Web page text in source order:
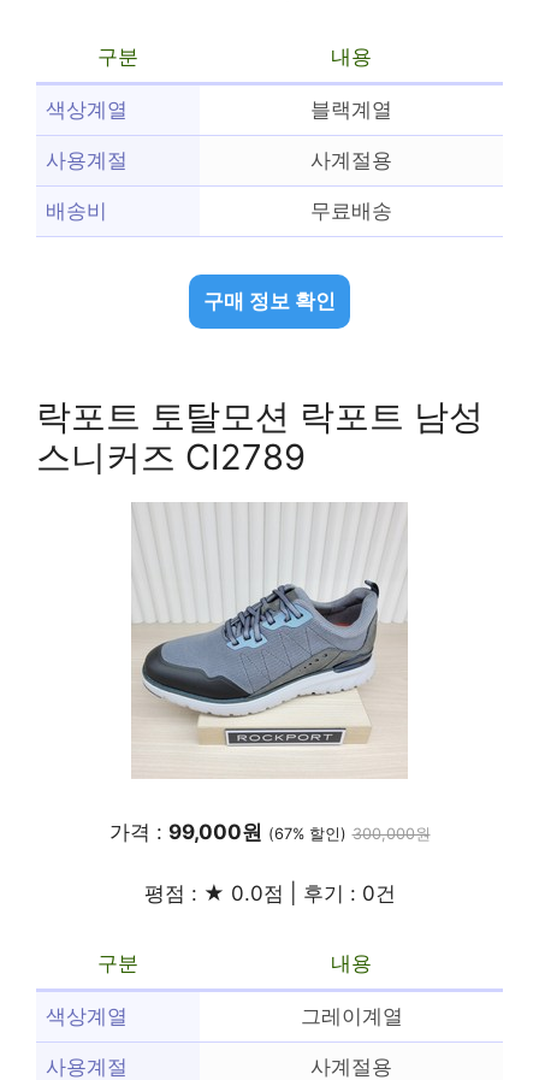
구분 내용
색상계열 블랙계열
사용계절 사계절용
배송비 무료배송
구매 정보 확인
락포트 토탈모션 락포트 남성
스니커즈 CI2789
가격 : 99,000원 (67% 할인) 300,000원
평점 : ★ 0.0점 | 후기 : 0건
구분 내용
색상계열 그레이계열
사용계절 사계절용